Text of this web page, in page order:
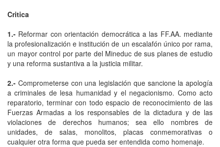
Critica
1.- Reformar con orientación democrática a las FF.AA. mediante
la profesionalización e institución de un escalafón único por rama,
un mayor control por parte del Mineduc de sus planes de estudio
y una reforma sustantiva a la justicia militar.
2.- Comprometerse con una legislación que sancione la apología
a criminales de lesa humanidad y el negacionismo. Como acto
reparatorio, terminar con todo espacio de reconocimiento de las
Fuerzas Armadas a los responsables de la dictadura y de las
violaciones de derechos humanos; sea ello nombres de
unidades, de salas, monolitos, placas conmemorativas o
cualquier otra forma que pueda ser entendida como homenaje.